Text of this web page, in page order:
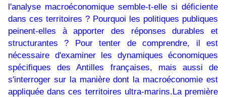
l'analyse macroéconomique semble-t-elle si déficiente
dans ces territoires ? Pourquoi les politiques publiques
peinent-elles à apporter des réponses durables et
structurantes ? Pour tenter de comprendre, il est
nécessaire d'examiner les dynamiques économiques
spécifiques des Antilles françaises, mais aussi de
s'interroger sur la manière dont la macroéconomie est
appliquée dans ces territoires ultra-marins.La première